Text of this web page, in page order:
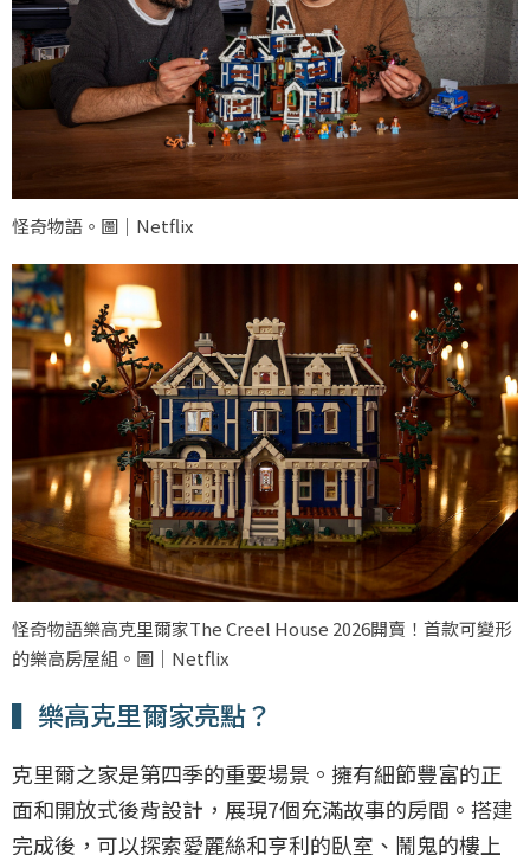
怪奇物語。圖｜Netflix
怪奇物語樂高克里爾家The Creel House 2026開賣！首款可變形
的樂高房屋組。圖｜Netflix
▍樂高克里爾家亮點？
克里爾之家是第四季的重要場景。擁有細節豐富的正
面和開放式後背設計，展現7個充滿故事的房間。搭建
完成後，可以探索愛麗絲和亨利的臥室、鬧鬼的樓上